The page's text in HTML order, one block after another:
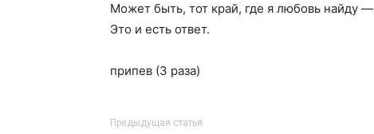
Может быть, тот край, где я любовь найду —
Это и есть ответ.
припев (3 раза)
Предыдущая статья